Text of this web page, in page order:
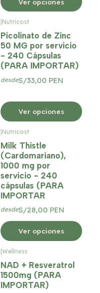
Nutricost
Picolinato de Zinc
50 MG por servicio
- 240 Cápsulas
(PARA IMPORTAR)
desdeS/33,00 PEN
Ver opciones
|Nutricost
Milk Thistle
(Cardomariano),
1000 mg por
servicio - 240
cápsulas (PARA
IMPORTAR
desdeS/28,00 PEN
Ver opciones
Wellness
NAD + Resveratrol
1500mg (PARA
IMPORTAR)